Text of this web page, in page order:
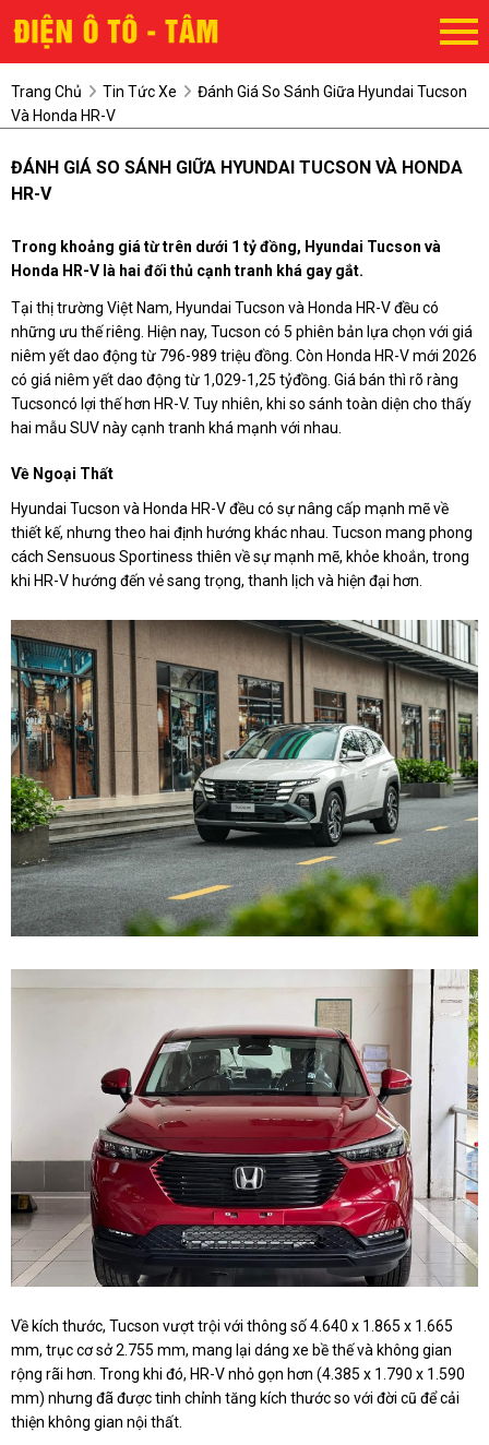
Trang Chủ Tin Tức Xe
Đánh Giá So Sánh Giữa Hyundai Tucson
Và Honda HR-V
ĐÁNH GIÁ SO SÁNH GIỮA HYUNDAI TUCSON VÀ HONDA
HR-V
Trong khoảng giá từ trên dưới 1 tỷ đồng, Hyundai Tucson và
Honda HR-V là hai đối thủ cạnh tranh khá gay gắt.
Tại thị trường Việt Nam, Hyundai Tucson và Honda HR-V đều có
những ưu thế riêng. Hiện nay, Tucson có 5 phiên bản lựa chọn với giá
niêm yết dao động từ 796-989 triệu đồng. Còn Honda HR-V mới 2026
có giá niêm yết dao động từ 1,029-1,25 tỷđồng. Giá bán thì rõ ràng
Tucsoncó lợi thế hơn HR-V. Tuy nhiên, khi so sánh toàn diện cho thấy
hai mẫu SUV này cạnh tranh khá mạnh với nhau.
Về Ngoại Thất
Hyundai Tucson và Honda HR-V đều có sự nâng cấp mạnh mẽ về
thiết kế, nhưng theo hai định hướng khác nhau. Tucson mang phong
cách Sensuous Sportiness thiên về sự mạnh mẽ, khỏe khoắn, trong
khi HR-V hướng đến vẻ sang trọng, thanh lịch và hiện đại hơn.
Về kích thước, Tucson vượt trội với thông số 4.640 x 1.865 x 1.665
mm, trục cơ sở 2.755 mm, mang lại dáng xe bề thế và không gian
rộng rãi hơn. Trong khi đó, HR-V nhỏ gọn hơn (4.385 x 1.790 x 1.590
mm) nhưng đã được tinh chỉnh tăng kích thước so với đời cũ để cải
thiện không gian nội thất.